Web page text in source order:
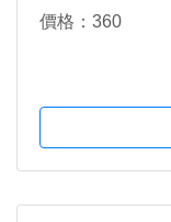
價格：360